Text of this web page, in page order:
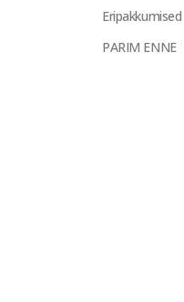
Eripakkumised
PARIM ENNE